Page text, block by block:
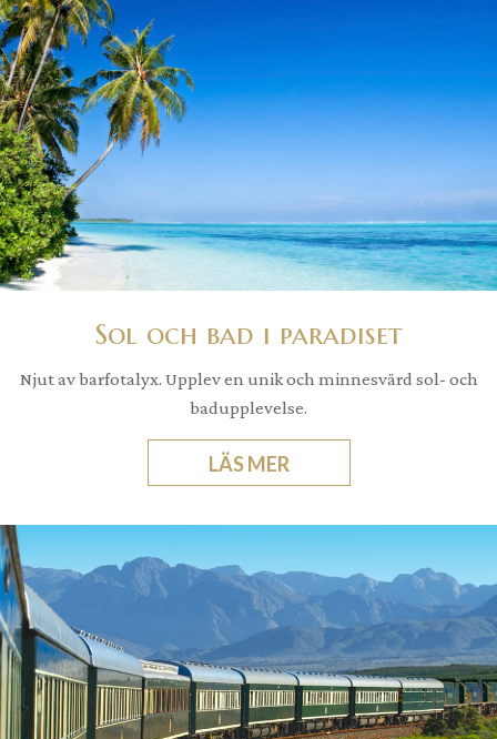
Sol och bad i paradiset
Njut av barfotalyx. Upplev en unik och minnesvärd sol- och
badupplevelse.
LÄS MER